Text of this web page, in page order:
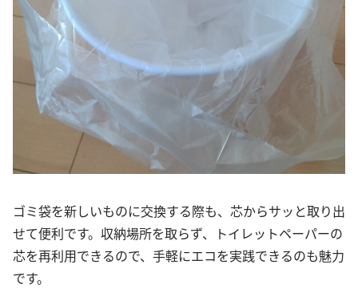
ゴミ袋を新しいものに交換する際も、芯からサッと取り出
せて便利です。収納場所を取らず、トイレットペーパーの
芯を再利用できるので、手軽にエコを実践できるのも魅力
です。